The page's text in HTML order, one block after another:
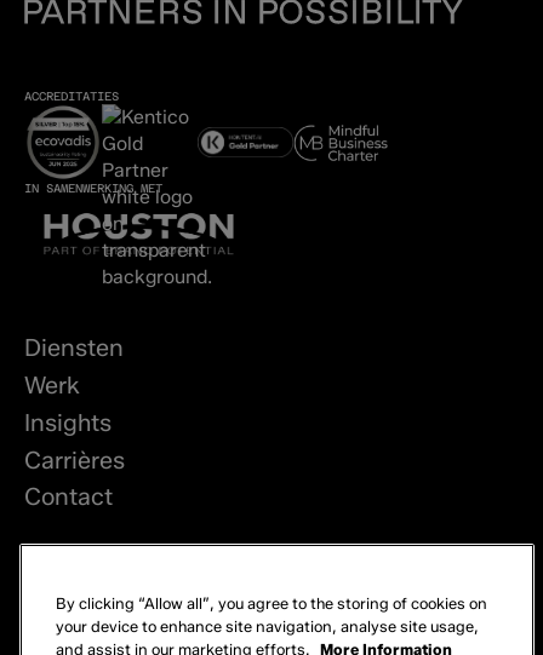
ACCREDITATIES
IN SAMENWERKING MET
Diensten
Werk
Insights
Carrières
Contact
Privacy
By clicking “Allow all”, you agree to the storing of cookies on
your device to enhance site navigation, analyse site usage,
and assist in our marketing efforts. More Information